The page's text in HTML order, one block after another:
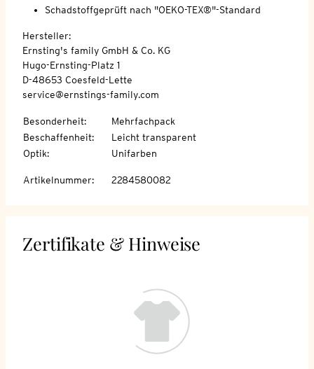
Schadstoffgeprüft nach "OEKO-TEX®"-Standard
Hersteller:
Ernsting's family GmbH & Co. KG
Hugo-Ernsting-Platz 1
D-48653 Coesfeld-Lette
service@ernstings-family.com
Besonderheit:
Mehrfachpack
Beschaffenheit:
Leicht transparent
Optik: Unifarben
Artikelnummer: 2284580082
Zertifikate & Hinweise